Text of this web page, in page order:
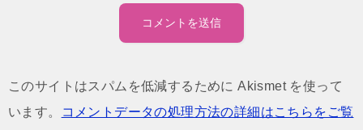
このサイトはスパムを低減するために Akismet を使って
います。
コメントデータの処理方法の詳細はこちらをご覧